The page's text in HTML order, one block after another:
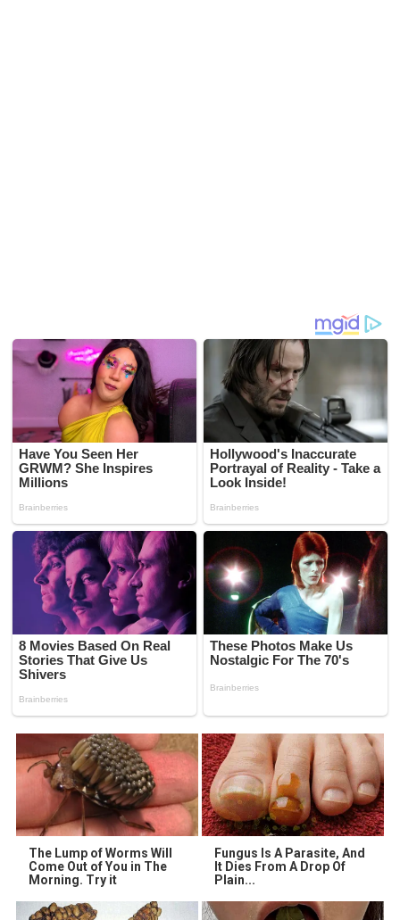
The Lump of Worms Will
Come Out of You in The
Morning. Try it
Fungus Is A Parasite, And
It Dies From A Drop Of
Plain...